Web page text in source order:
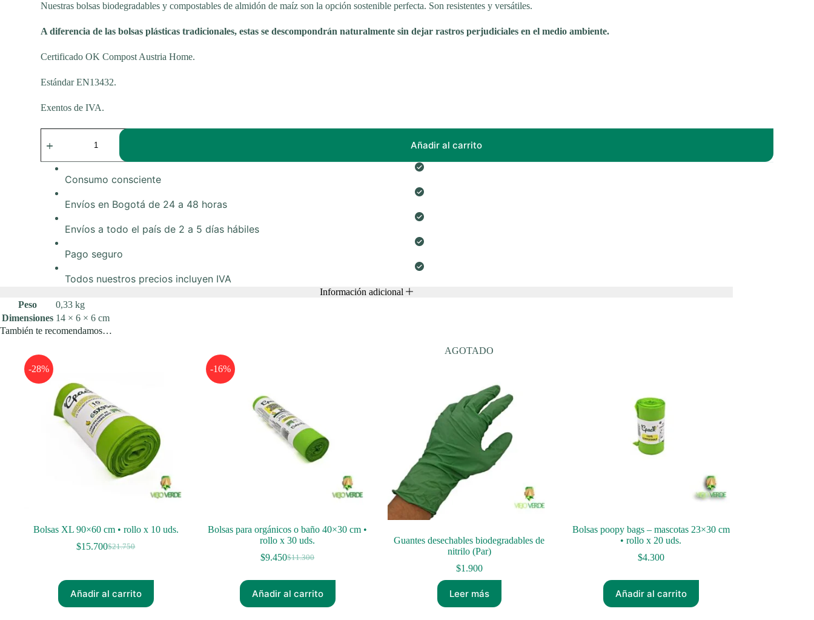
Nuestras bolsas biodegradables y compostables de almidón de maíz son la opción sostenible perfecta. Son resistentes y versátiles.
A diferencia de las bolsas plásticas tradicionales, estas se descompondrán naturalmente sin dejar rastros perjudiciales en el medio ambiente.
Certificado OK Compost Austria Home.
Estándar EN13432.
Exentos de IVA.
multiusos
cm
uds.
cantidad
Añadir al carrito
Consumo consciente
Envíos en Bogotá de 24 a 48 horas
Envíos a todo el país de 2 a 5 días hábiles
Pago seguro
Todos nuestros precios incluyen IVA
Información adicional
Peso
0,33 kg
Dimensiones 14 × 6 × 6 cm
También te recomendamos…
-28%
Bolsas XL 90×60 cm • rollo x 10 uds.
$21.750
El
$21.750.
$15.700El
$15.700.
Añadir al carrito
-16%
Bolsas para orgánicos o baño 40×30 cm •
rollo x 30 uds.
$11.300
El
era:
$11.300.
$9.450El
es:
$9.450.
Añadir al carrito
AGOTADO
Guantes desechables biodegradables de
nitrilo (Par)
$1.900
Leer más
Bolsas poopy bags – mascotas 23×30 cm
• rollo x 20 uds.
$4.300
Añadir al carrito